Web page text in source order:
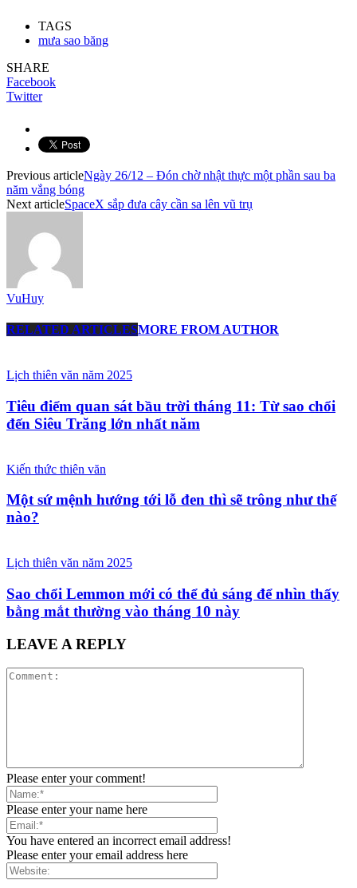
TAGS
mưa sao băng
SHARE
Facebook
Twitter
Previous articleNgày 26/12 – Đón chờ nhật thực một phần sau ba
năm vắng bóng
Next articleSpaceX sắp đưa cây cần sa lên vũ trụ
VuHuy
RELATED ARTICLESMORE FROM AUTHOR
Lịch thiên văn năm 2025
Tiêu điểm quan sát bầu trời tháng 11: Từ sao chổi
đến Siêu Trăng lớn nhất năm
Kiến thức thiên văn
Một sứ mệnh hướng tới lỗ đen thì sẽ trông như thế
nào?
Lịch thiên văn năm 2025
Sao chổi Lemmon mới có thể đủ sáng để nhìn thấy
bằng mắt thường vào tháng 10 này
LEAVE A REPLY
Please enter your comment!
Please enter your name here
You have entered an incorrect email address!
Please enter your email address here